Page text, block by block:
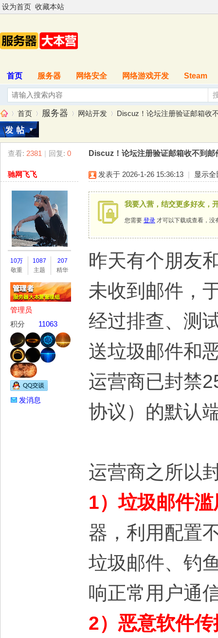
设为首页 收藏本站
首页 服务器 网络安全 网络游戏开发 Steam
»
首页
›
服务器
›
网站开发
›
Discuz！论坛注册验证邮箱收
查看: 2381 | 回复: 0 Discuz！论坛注册验证邮箱收不到邮
驰网飞飞
10万
敬重
1087
主题
207
精华
管理员
积分
11063
发消息
发表于 2026-1-26 15:36:13 | 显示
我要入营，结交更多好友，
您需要 登录 才可以下载或查看，没
昨天有个朋友
未收到邮件，
经过排查、测
送垃圾邮件和
运营商已封禁
协议）的默认
运营商之所以
1）垃圾邮件滥
器，利用配置
垃圾邮件、钓
响正常用户通
2）恶意软件传